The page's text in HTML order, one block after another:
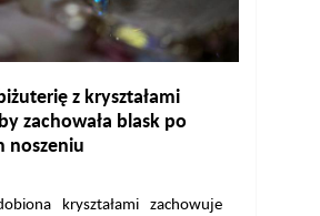
z kryształami
zachowała blask po
noszeniu
kryształami zachowuje